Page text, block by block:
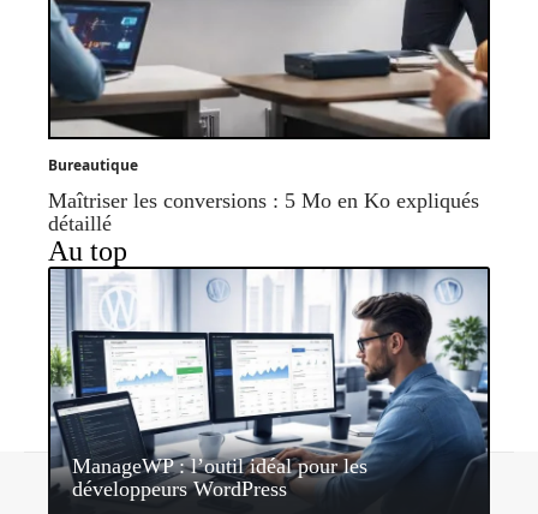
Bureautique
Maîtriser les conversions : 5 Mo en Ko expliqués
détaillé
Au top
ManageWP : l’outil idéal pour les
développeurs WordPress
Contact Mentions légales Sitemap